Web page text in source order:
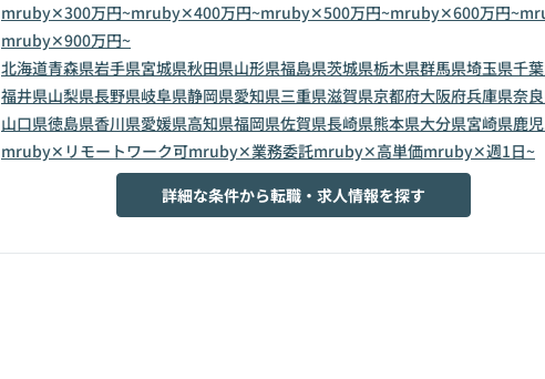
mruby✕300万円~mruby✕400万円~mruby✕500万円~mruby✕600万円~
mruby✕900万円~
北海道青森県岩手県宮城県秋田県山形県福島県茨城県栃木県群馬県埼玉県千
福井県山梨県長野県岐阜県静岡県愛知県三重県滋賀県京都府大阪府兵庫県奈
山口県徳島県香川県愛媛県高知県福岡県佐賀県長崎県熊本県大分県宮崎県鹿
mruby✕リモートワーク可mruby✕業務委託mruby✕高単価mruby✕週1日~
詳細な条件から転職・求人情報を探す